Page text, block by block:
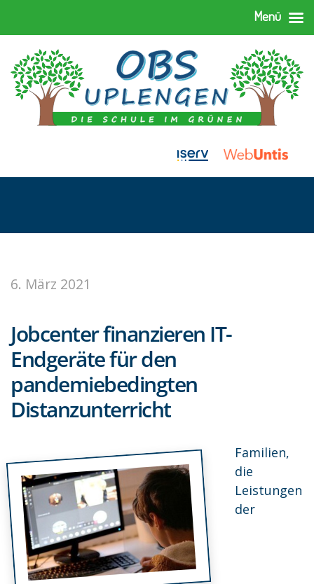
6. März 2021
Jobcenter finanzieren IT-
Endgeräte für den
pandemiebedingten
Distanzunterricht
Familien,
die
Leistungen
der
Menü